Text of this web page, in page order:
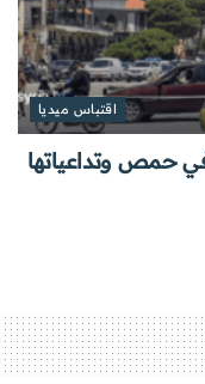
اقتباس ميديا
في حمص وتداعياتها